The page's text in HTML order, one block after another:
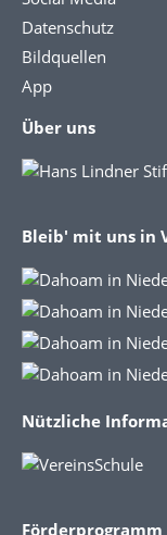
Datenschutz
Bildquellen
App
Über uns
Bleib' mit uns in
Nützliche
Förderprogramm